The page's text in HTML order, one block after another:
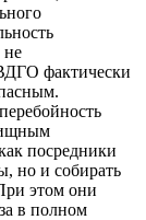
не
фактически
посредники
но и собирать
этом они
в полном